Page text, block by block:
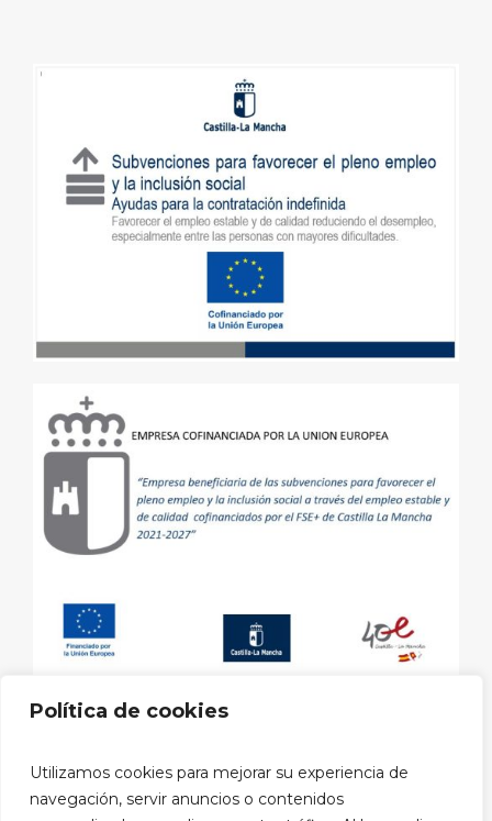
Política de cookies
Utilizamos cookies para mejorar su experiencia de
navegación, servir anuncios o contenidos
Política privacidad RRSS